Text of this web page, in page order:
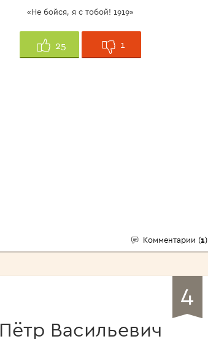
«Не бойся, я с тобой! 1919»
25 1
Комментарии (1)
4
Пётр Васильевич